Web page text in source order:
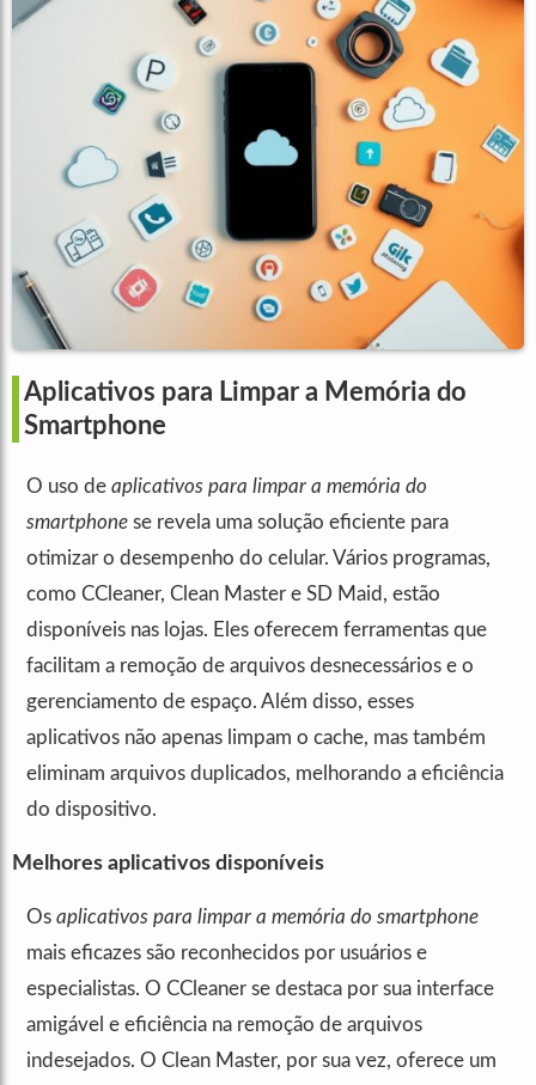
Aplicativos para Limpar a Memória do
Smartphone
O uso de aplicativos para limpar a memória do
smartphone se revela uma solução eficiente para
otimizar o desempenho do celular. Vários programas,
como CCleaner, Clean Master e SD Maid, estão
disponíveis nas lojas. Eles oferecem ferramentas que
facilitam a remoção de arquivos desnecessários e o
gerenciamento de espaço. Além disso, esses
aplicativos não apenas limpam o cache, mas também
eliminam arquivos duplicados, melhorando a eficiência
do dispositivo.
Melhores aplicativos disponíveis
Os aplicativos para limpar a memória do smartphone
mais eficazes são reconhecidos por usuários e
especialistas. O CCleaner se destaca por sua interface
amigável e eficiência na remoção de arquivos
indesejados. O Clean Master, por sua vez, oferece um